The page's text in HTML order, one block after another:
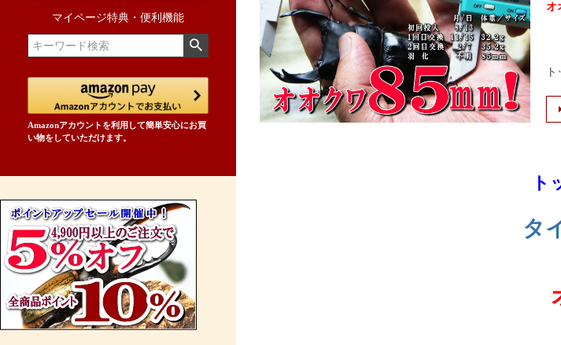
マイページ特典・便利機能
Amazonアカウントを利用して簡単安心にお買
い物をしていただけます。
オ
ト
タ